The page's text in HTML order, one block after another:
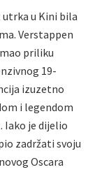
u Kini bila
Verstappen
priliku
19-
izuzetno
i legendom
Iako je dijelio
zadržati svoju
Oscara